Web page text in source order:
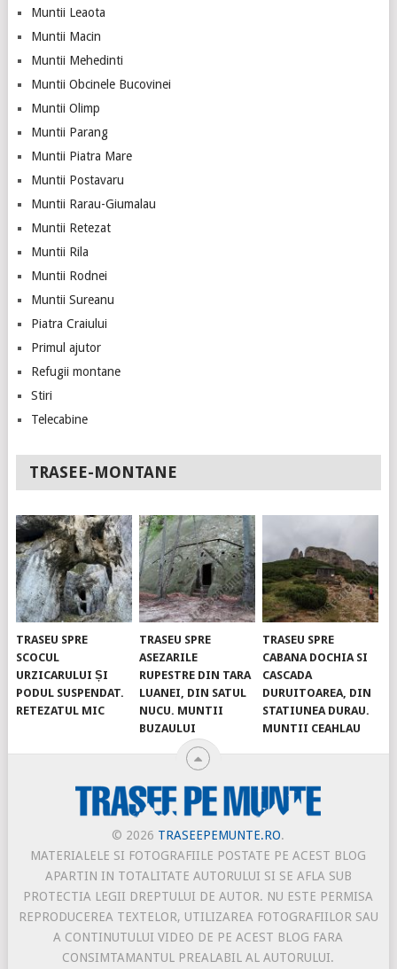
Muntii Leaota
Muntii Macin
Muntii Mehedinti
Muntii Obcinele Bucovinei
Muntii Olimp
Muntii Parang
Muntii Piatra Mare
Muntii Postavaru
Muntii Rarau-Giumalau
Muntii Retezat
Muntii Rila
Muntii Rodnei
Muntii Sureanu
Piatra Craiului
Primul ajutor
Refugii montane
Stiri
Telecabine
TRASEE-MONTANE
TRASEU SPRE
SCOCUL
URZICARULUI ȘI
PODUL SUSPENDAT.
RETEZATUL MIC
TRASEU SPRE
ASEZARILE
RUPESTRE DIN TARA
LUANEI, DIN SATUL
NUCU. MUNTII
BUZAULUI
TRASEU SPRE
CABANA DOCHIA SI
CASCADA
DURUITOAREA, DIN
STATIUNEA DURAU.
MUNTII CEAHLAU
© 2026 TRASEEPEMUNTE.RO.
MATERIALELE SI FOTOGRAFIILE POSTATE PE ACEST BLOG
APARTIN IN TOTALITATE AUTORULUI SI SE AFLA SUB
PROTECTIA LEGII DREPTULUI DE AUTOR. NU ESTE PERMISA
REPRODUCEREA TEXTELOR, UTILIZAREA FOTOGRAFIILOR SAU
A CONTINUTULUI VIDEO DE PE ACEST BLOG FARA
CONSIMTAMANTUL PREALABIL AL AUTORULUI.